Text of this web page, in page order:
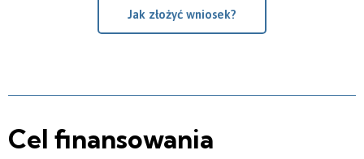
Jak złożyć wniosek?
Cel finansowania